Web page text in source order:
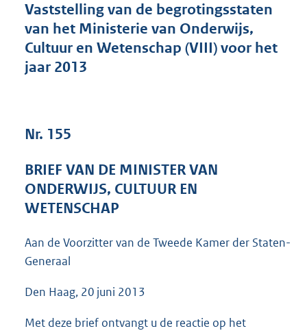
s
g
r
K
b
Vaststelling van de begrotingsstaten
van het Ministerie van Onderwijs,
Cultuur en Wetenschap (VIII) voor het
jaar 2013
Nr. 155
BRIEF VAN DE MINISTER VAN
ONDERWIJS, CULTUUR EN
WETENSCHAP
Aan de Voorzitter van de Tweede Kamer der Staten-
Generaal
Den Haag, 20 juni 2013
Met deze brief ontvangt u de reactie op het